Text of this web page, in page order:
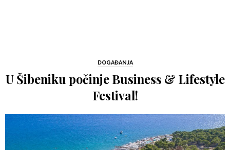
DOGAĐANJA
U Šibeniku počinje Business & Lifestyle
Festival!